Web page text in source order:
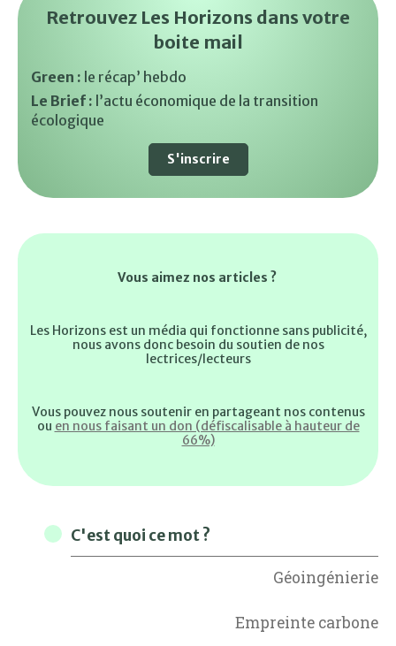
Retrouvez Les Horizons dans votre
boite mail
Green : le récap’ hebdo
Le Brief : l’actu économique de la transition
écologique
S'inscrire
Vous aimez nos articles ?
Les Horizons est un média qui fonctionne sans publicité,
nous avons donc besoin du soutien de nos
lectrices/lecteurs
Vous pouvez nous soutenir en partageant nos contenus
ou en nous faisant un don (défiscalisable à hauteur de
66%)
C'est quoi ce mot ?
Géoingénierie
Empreinte carbone